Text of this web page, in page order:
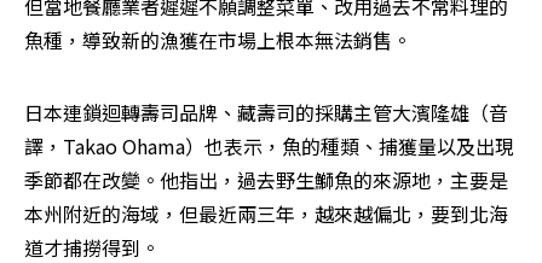
但當地餐廳業者遲遲不願調整菜單、改用過去不常料理的
魚種，導致新的漁獲在市場上根本無法銷售。
日本連鎖迴轉壽司品牌、藏壽司的採購主管大濱隆雄（音
譯，Takao Ohama）也表示，魚的種類、捕獲量以及出現
季節都在改變。他指出，過去野生鰤魚的來源地，主要是
本州附近的海域，但最近兩三年，越來越偏北，要到北海
道才捕撈得到。